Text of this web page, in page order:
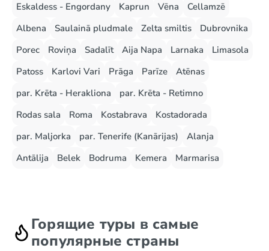
Eskaldess - Engordany
Kaprun Vēna
Cellamzē
Albena
Saulainā pludmale Zelta smiltis
Dubrovnika
Porec
Roviņa Sadalīt Aija Napa Larnaka
Limasola
Patoss
Karlovi Vari Prāga Parīze
Atēnas
par. Krēta - Herakliona
par. Krēta - Retimno
Rodas sala
Roma Kostabrava
Kostadorada
par. Maljorka
par. Tenerife (Kanārijas)
Alanja
Antālija
Belek Bodruma Kemera Marmarisa
Горящие туры в самые
популярные страны